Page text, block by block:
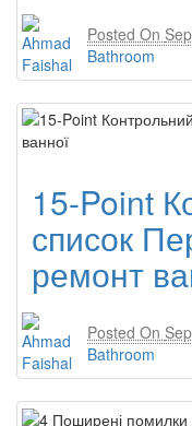
Posted On
Bathroom
15-Point
список
ремонт
Posted On
Bathroom